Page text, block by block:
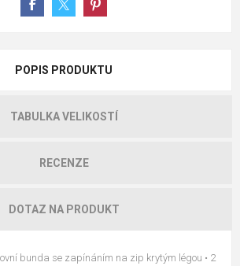
POPIS PRODUKTU
TABULKA VELIKOSTÍ
RECENZE
DOTAZ NA PRODUKT
bunda se zapínáním na zip krytým légou • 2